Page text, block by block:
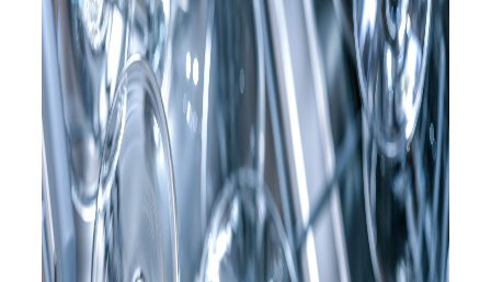
Servicio Técnico
Garantía
Blog
Trabaja con nosotros